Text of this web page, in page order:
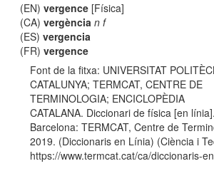
(EN)vergence [Física]
(CA)vergència n f
(ES)vergencia
(FR)vergence
Font de la fitxa: UNIVERSITAT
CATALUNYA; TERMCAT, CENTRE DE
TERMINOLOGIA; ENCICLOPÈDIA
CATALANA. Diccionari de física [en
Barcelona: TERMCAT, Centre de
2019. (Diccionaris en Línia) (Ciència i
https://www.termcat.cat/ca/diccionaris-